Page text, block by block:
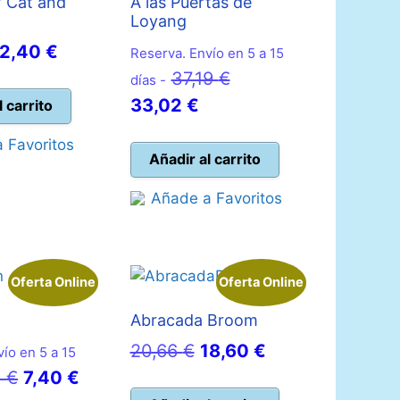
€.
€
es:
12,40 €.
carrito
Favoritos
Loyang
Reserva. Envío en 5 a 15
días - 37,19€El
era:
37,19 €.
33,02 €El
actual
es:
33,02 €.
Añadir al carrito
Añade a Favoritos
Oferta Online
en 5 a 15
€ El
7,40€
Oferta Online
Abracada Broom
20,66€ El
18,60 €El